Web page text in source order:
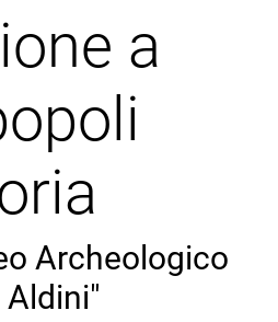
a
Archeologico
Aldini"